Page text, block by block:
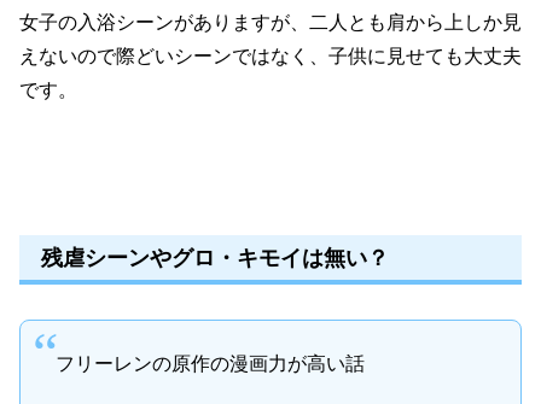
女子の入浴シーンがありますが、二人とも肩から上しか見
えないので際どいシーンではなく、子供に見せても大丈夫
です。
残虐シーンやグロ・キモイは無い？
フリーレンの原作の漫画力が高い話